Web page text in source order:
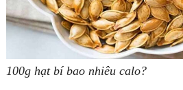
100g hạt bí bao nhiêu calo?